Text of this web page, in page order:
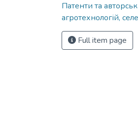
Патенти та
агротехнологій,
Full item page